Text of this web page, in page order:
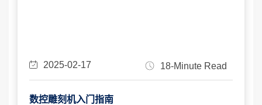
2025-02-17 18-Minute Read
数控雕刻机入门指南